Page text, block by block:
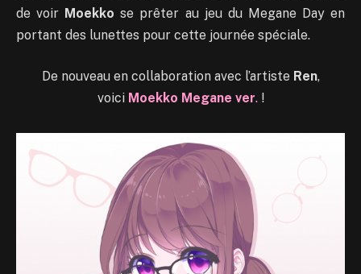
de voir Moekko se prêter au jeu du Megane Day en
portant des lunettes pour cette journée spéciale.
De nouveau en collaboration avec l’artiste Ren,
voici Moekko Megane ver.!